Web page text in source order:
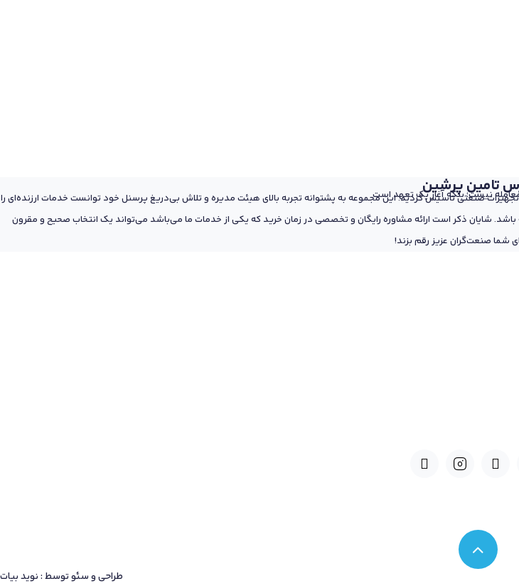
تامین پرشین
نیست؛ بلکه آغاز یک تعهد است
قطعات مکانیکی و تجهیزات صنعتی تاسیس گردید. این مجموعه به پشتوانه تجربه بالای هیئت مدیره و تلاش بی‌دریغ پرسنل خود توانست خدمات ارزنده‌ای را
شایان ذکر است ارائه مشاوره رایگان و تخصصی در زمان خرید که یکی از خدمات ما می‌باشد می‌تواند یک انتخاب صحیح و مقرون
شما صنعت‌گران عزیز رقم بزند!
طراحی و سئو توسط : نوید بیات